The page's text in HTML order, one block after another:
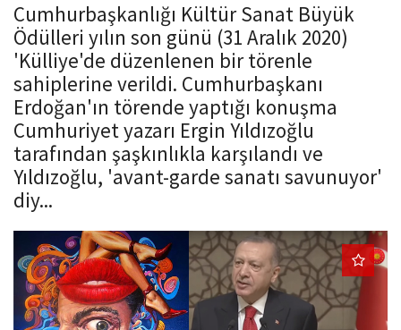
Cumhurbaşkanlığı Kültür Sanat Büyük
Ödülleri yılın son günü (31 Aralık 2020)
'Külliye'de düzenlenen bir törenle
sahiplerine verildi. Cumhurbaşkanı
Erdoğan'ın törende yaptığı konuşma
Cumhuriyet yazarı Ergin Yıldızoğlu
tarafından şaşkınlıkla karşılandı ve
Yıldızoğlu, 'avant-garde sanatı savunuyor'
diy...